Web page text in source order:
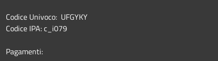
Codice Univoco: UFGYKY
Codice IPA: c_i079
Pagamenti: